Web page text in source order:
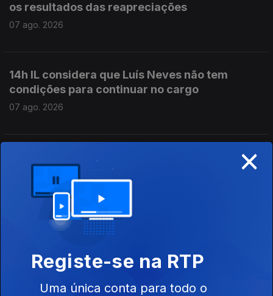
os resultados das reapreciações
07 ago. 2026
14h IL considera que Luís Neves não tem
condições para continuar no cargo
07 ago. 2026
13h Livre pede a Montenegro que se pronuncie
sobre auditoria aos mandatos de Luís Neves
07 ago. 2026
cêntimos na próxima semana
07 ago. 2026
×
Registe-se na RTP
Uma única conta para todo o